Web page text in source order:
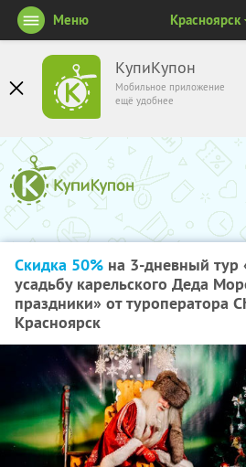
КупиКупон
Мобильное приложение
ещё удобнее
Меню Красноярск
Скидка 50% на 3-дневный тур
усадьбу карельского Деда
праздники» от туроператора
Красноярск